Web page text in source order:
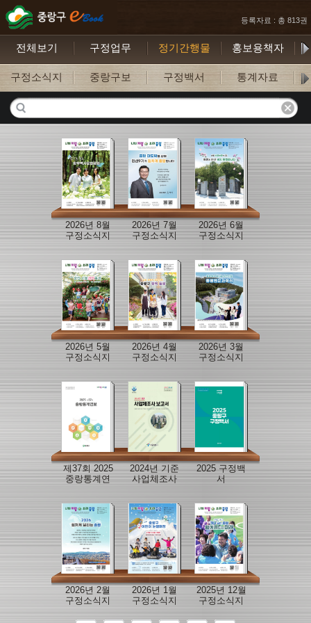
등록자료 : 총 813권
전체보기 구정업무 정기간행물 홍보용책자
구정소식지 중랑구보 구정백서 통계자료
2026년 8월
구정소식지
2026년 7월
구정소식지
2026년 6월
구정소식지
2026년 5월
구정소식지
2026년 4월
구정소식지
2026년 3월
구정소식지
제37회 2025
중랑통계연
2024년 기준
사업체조사
2025 구정백
서
2026년 2월
구정소식지
2026년 1월
구정소식지
2025년 12월
구정소식지